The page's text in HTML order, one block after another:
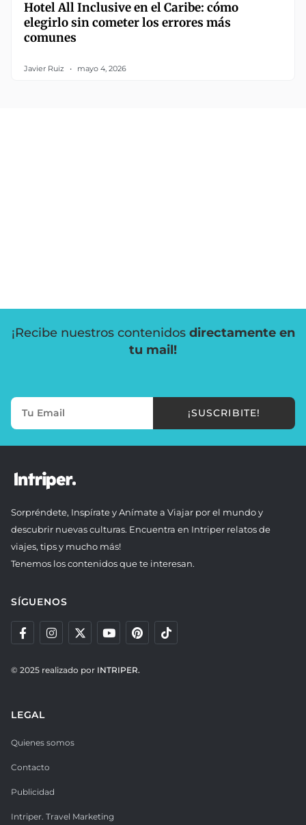
Hotel All Inclusive en el Caribe: cómo
elegirlo sin cometer los errores más
comunes
Javier Ruiz mayo 4, 2026
¡Recibe nuestros contenidos directamente en
tu mail!
¡SUSCRIBITE!
Sorpréndete, Inspírate y Anímate a Viajar por el mundo y
descubrir nuevas culturas. Encuentra en Intriper relatos de
viajes, tips y mucho más!
Tenemos los contenidos que te interesan.
SÍGUENOS
© 2025 realizado por INTRIPER.
LEGAL
Quienes somos
Contacto
Publicidad
Intriper. Travel Marketing